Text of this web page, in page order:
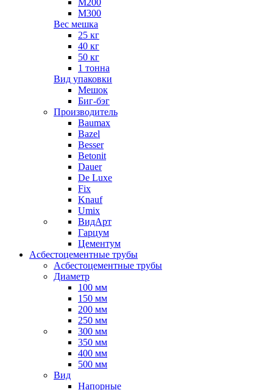
М200
М300
Вес мешка
25 кг
40 кг
50 кг
1 тонна
Вид упаковки
Мешок
Биг-бэг
Производитель
Baumax
Bazel
Besser
Betonit
Dauer
De Luxe
Fix
Knauf
Umix
ВидАрт
Гарцум
Цементум
Асбестоцементные трубы
Асбестоцементные трубы
Диаметр
100 мм
150 мм
200 мм
250 мм
300 мм
350 мм
400 мм
500 мм
Вид
Напорные